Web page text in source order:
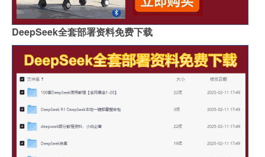
DeepSeek全套部署资料免费下载